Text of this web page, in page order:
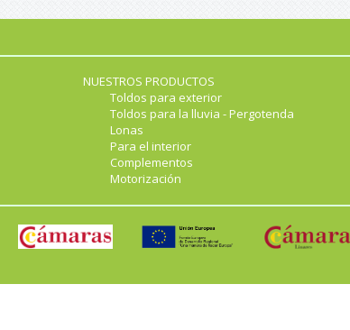
NUESTROS PRODUCTOS
Toldos para exterior
Toldos para la lluvia - Pergotenda
Lonas
Para el interior
Complementos
Motorización